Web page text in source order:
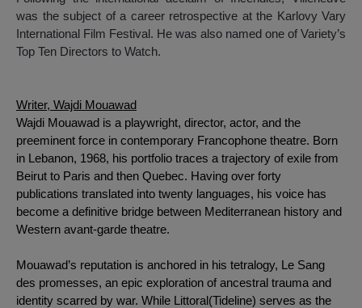
was the subject of a career retrospective at the Karlovy Vary
International Film Festival. He was also named one of Variety’s
Top Ten Directors to Watch.
Writer, Wajdi Mouawad
Wajdi Mouawad is a playwright, director, actor, and the
preeminent force in contemporary Francophone theatre. Born
in Lebanon, 1968, his portfolio traces a trajectory of exile from
Beirut to Paris and then Quebec. Having over forty
publications translated into twenty languages, his voice has
become a definitive bridge between Mediterranean history and
Western avant-garde theatre.
Mouawad’s reputation is anchored in his tetralogy, Le Sang
des promesses, an epic exploration of ancestral trauma and
identity scarred by war. While Littoral(Tideline) serves as the